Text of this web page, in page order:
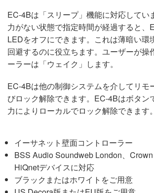
EC-4Bは「スリープ」機能に対応してい
力がない状態で指定時間が経過すると、
LEDをオフにできます。これは薄暗い環
回避するのに役立ちます。ユーザーが操
ーラーは「ウェイク」します。
EC-4Bは他の制御システムを介してリモ
びロック解除できます。EC-4Bはボタン
力によりローカルでロック解除できます。
イーサネット壁面コントローラー
BSS Audio Soundweb London、
HiQnetデバイスに対応
ブラックまたはホワイトをご用意